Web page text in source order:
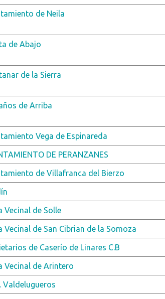
de Neila
de Abajo
de la Sierra
de Arriba
Vega de Espinareda
DE PERANZANES
de Villafranca del Bierzo
Vecinal de Solle
Vecinal de San Cibrian de la Somoza
de Caserío de Linares C.B
Vecinal de Arintero
Valdelugueros